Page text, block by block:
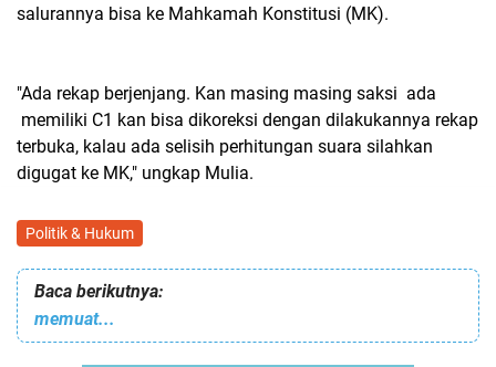
salurannya bisa ke Mahkamah Konstitusi (MK).
"Ada rekap berjenjang. Kan masing masing saksi ada
memiliki C1 kan bisa dikoreksi dengan dilakukannya rekap
terbuka, kalau ada selisih perhitungan suara silahkan
digugat ke MK," ungkap Mulia.
Politik & Hukum
Baca berikutnya:
memuat...